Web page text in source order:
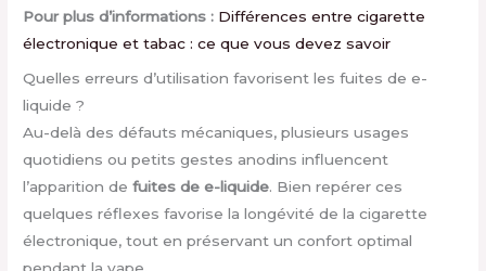
Pour plus d’informations : Différences entre cigarette
électronique et tabac : ce que vous devez savoir
Quelles erreurs d’utilisation favorisent les fuites de e-
liquide ?
Au-delà des défauts mécaniques, plusieurs usages
quotidiens ou petits gestes anodins influencent
l’apparition defuites de e-liquide. Bien repérer ces
quelques réflexes favorise la longévité de la cigarette
électronique, tout en préservant un confort optimal
pendant la vape.